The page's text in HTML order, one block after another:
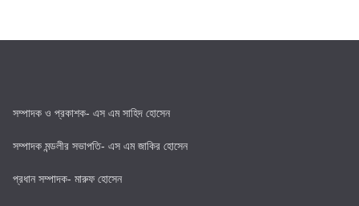
সম্পাদক ও প্রকাশক- এস এম সাহিদ হোসেন
সম্পাদক মন্ডলীর সভাপতি- এস এম জাকির হোসেন
প্রধান সম্পাদক- মারুফ হোসেন